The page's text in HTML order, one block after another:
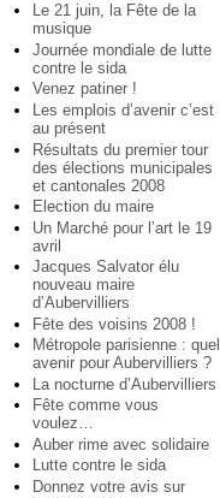
Le 21 juin, la Fête de la
musique
Journée mondiale de lutte
contre le sida
Venez patiner !
Les emplois d’avenir c’est
au présent
Résultats du premier tour
des élections municipales
et cantonales 2008
Election du maire
Un Marché pour l’art le 19
avril
Jacques Salvator élu
nouveau maire
d’Aubervilliers
Fête des voisins 2008 !
Métropole parisienne : quel
avenir pour Aubervilliers ?
La nocturne d’Aubervilliers
Fête comme vous
voulez…
Auber rime avec solidaire
Lutte contre le sida
Donnez votre avis sur